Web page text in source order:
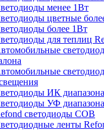
менее 1Вт
цветные
более 1Вт
для теплиц
ИК диапазона
УФ диапазона
светодиоды COB
ленты